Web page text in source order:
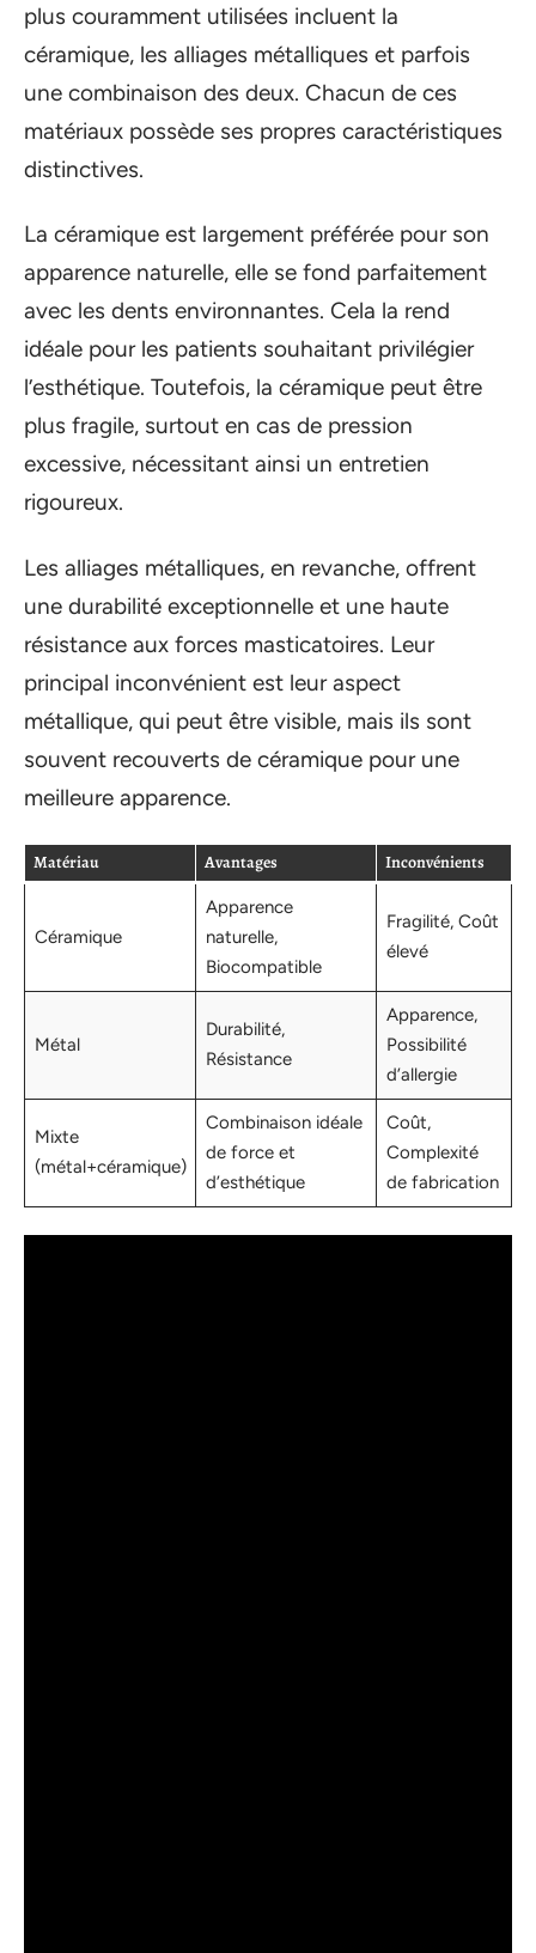
plus couramment utilisées incluent la
céramique, les alliages métalliques et parfois
une combinaison des deux. Chacun de ces
matériaux possède ses propres caractéristiques
distinctives.
La céramique est largement préférée pour son
apparence naturelle, elle se fond parfaitement
avec les dents environnantes. Cela la rend
idéale pour les patients souhaitant privilégier
l’esthétique. Toutefois, la céramique peut être
plus fragile, surtout en cas de pression
excessive, nécessitant ainsi un entretien
rigoureux.
Les alliages métalliques, en revanche, offrent
une durabilité exceptionnelle et une haute
résistance aux forces masticatoires. Leur
principal inconvénient est leur aspect
métallique, qui peut être visible, mais ils sont
souvent recouverts de céramique pour une
meilleure apparence.
Matériau Avantages Inconvénients
Céramique
Apparence
naturelle,
Biocompatible
Fragilité, Coût
élevé
Métal
Durabilité,
Résistance
Apparence,
Possibilité
d’allergie
Mixte
(métal+céramique)
Combinaison idéale
de force et
d’esthétique
Coût,
Complexité
de fabrication